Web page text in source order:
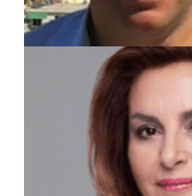
23/08/2023 · 10:07
Γιώργος
Πάρνηθα, Ελλάδα ένας
αποτέφρωση με
συνεχίζεται